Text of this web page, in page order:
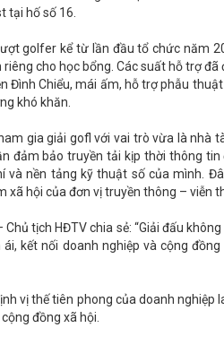
tại hố số 16.
golfer kể từ lần đầu tổ chức năm
cho học bổng. Các suất hỗ trợ đã
Đình Chiểu, mái ấm, hỗ trợ phẫu
khó khăn.
gia giải gofl với vai trò vừa là nhà
đảm bảo truyền tải kịp thời thông tin
và nền tảng kỹ thuật số của mình.
hội của đơn vị truyền thông – viễn
tịch HĐTV chia sẻ: “Giải đấu không
kết nối doanh nghiệp và cộng đồng
vị thế tiên phong của doanh nghiệp
đồng xã hội.